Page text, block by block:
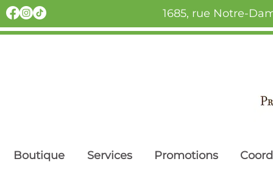
1685, rue Notre-
Boutique Services Promotions